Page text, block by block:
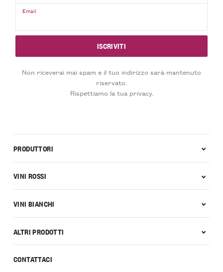
Email
Non riceverai mai spam e il tuo indirizzo sarà mantenuto
riservato.
Rispettiamo la tua privacy.
CONTATTACI
PRODUTTORI
VINI ROSSI
VINI BIANCHI
ALTRI PRODOTTI